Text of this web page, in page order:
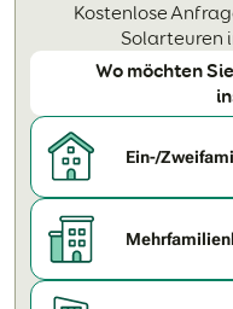
Kostenlose
Solarteuren
Wo möchten
Ein-/